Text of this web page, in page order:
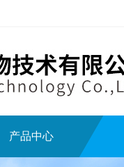
产品中心